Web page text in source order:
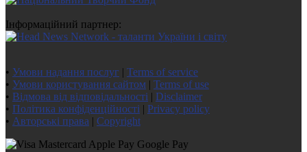
Інформаційний партнер:
• Умови надання послуг | Terms of service
• Умови користування сайтом | Terms of use
• Відмова від відповідальності | Disclaimer
• Політика конфіденційності | Privacy policy
• Авторські права | Copyright